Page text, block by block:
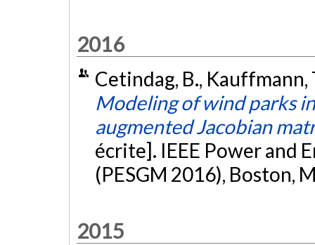
2016
Cetindag, B., Kauffmann,
Modeling of wind parks
augmented Jacobian
écrite]. IEEE Power and
(PESGM 2016), Boston,
2015